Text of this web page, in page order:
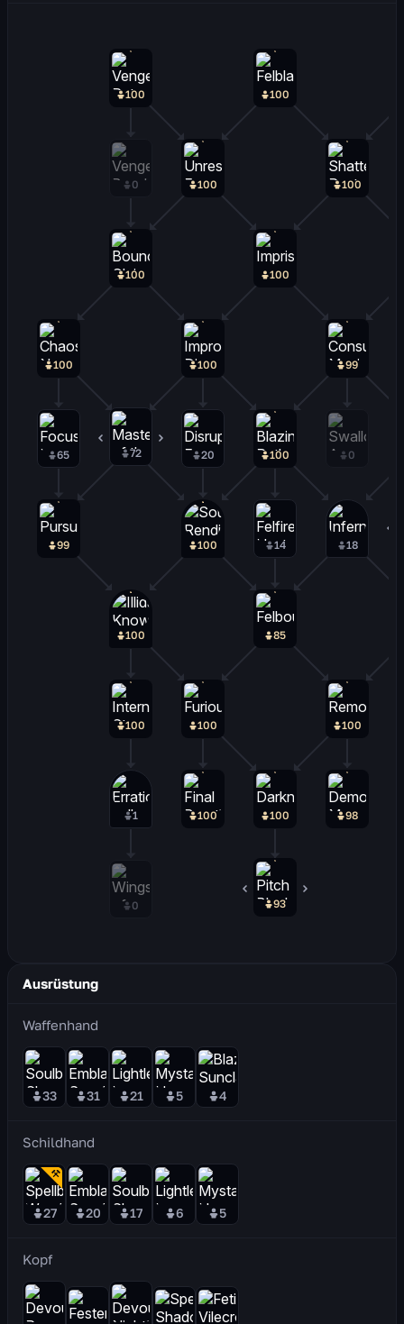
100
100
100
100
100 100
100
100
100
100
100
100
100
100
100
100 99
99
98
93
85
72
65 20
18
14
1
0
0
0
Ausrüstung
Waffenhand
33 31 21 5 4
Schildhand
27 20 17 6 5
Kopf